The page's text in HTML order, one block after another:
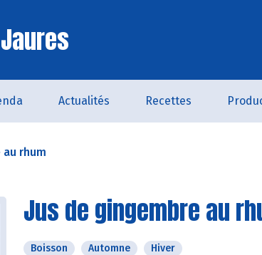
Actualités Recettes
au rhum
Jus de gingembre au
Boisson Automne Hiver